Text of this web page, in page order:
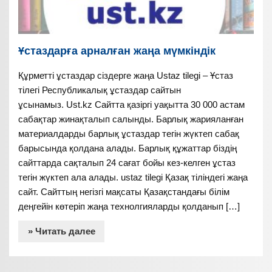
Ұстаздарға арналған жаңа мүмкіндік
Құрметті ұстаздар сіздерге жаңа Ustaz tilegi – Ұстаз
тілегі Республикалық ұстаздар сайтын
ұсынамыз. Ust.kz Сайтта қазіргі уақытта 30 000 астам
сабақтар жинақталып салынды. Барлық жарияланған
материалдарды барлық ұстаздар тегін жүктеп сабақ
барысында қолдана алады. Барлық құжаттар біздің
сайттарда сақталып 24 сағат бойы кез-келген ұстаз
тегін жүктеп ала алады. ustaz tilegi Қазақ тіліндегі жаңа
сайт. Сайттың негізгі мақсаты Қазақстандағы білім
деңгейін көтеріп жаңа технолгияларды қолданып […]
» Читать далее